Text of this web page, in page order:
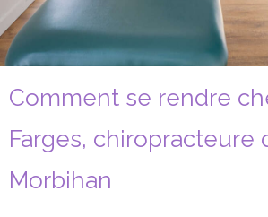
Comment se rendre
Farges, chiropracteure
Morbihan